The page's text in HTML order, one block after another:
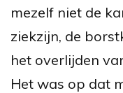
mezelf niet de
ziekzijn, de
het overlijden
Het was op dat